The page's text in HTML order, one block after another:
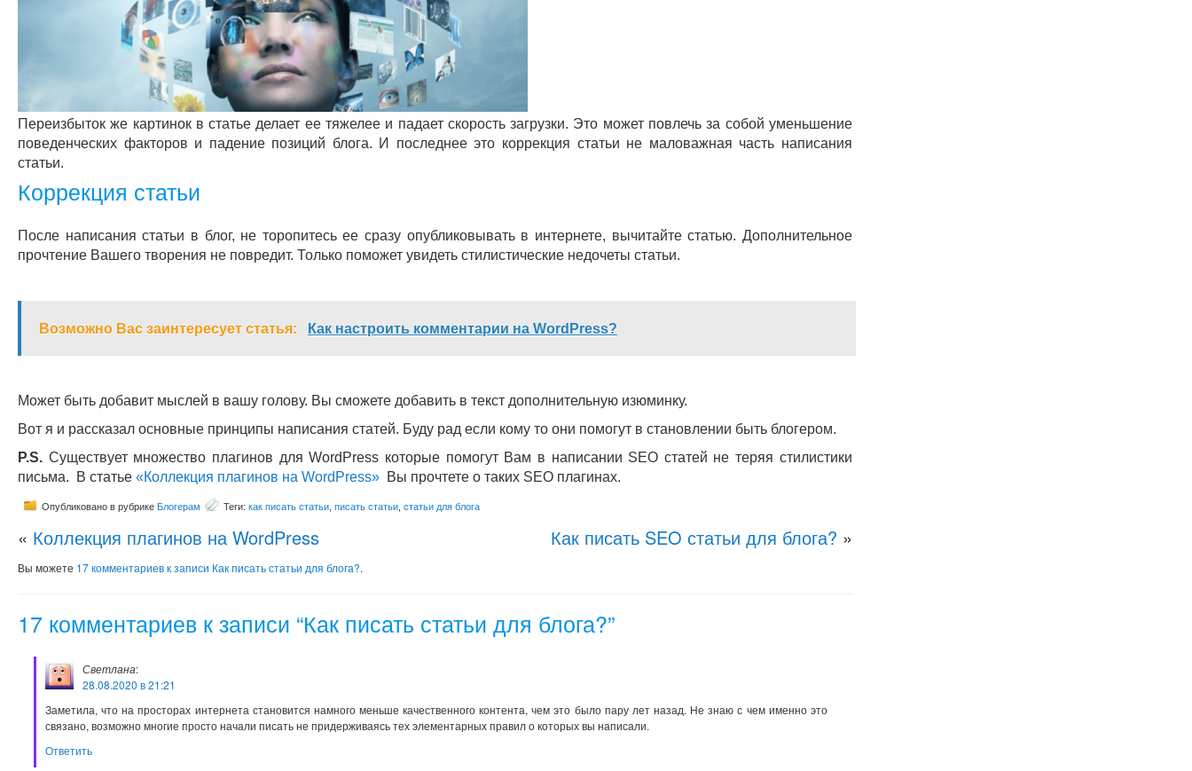
Переизбыток же картинок в статье делает ее тяжелее и падает скорость загрузки. Это может повлечь за собой уменьшение
поведенческих факторов и падение позиций блога. И последнее это коррекция статьи не маловажная часть написания
статьи.
Коррекция статьи
После написания статьи в блог, не торопитесь ее сразу опубликовывать в интернете, вычитайте статью. Дополнительное
прочтение Вашего творения не повредит. Только поможет увидеть стилистические недочеты статьи.
Возможно Вас заинтересует статья: Как настроить комментарии на WordPress?
Может быть добавит мыслей в вашу голову. Вы сможете добавить в текст дополнительную изюминку.
Вот я и рассказал основные принципы написания статей. Буду рад если кому то они помогут в становлении быть блогером.
P.S. Существует множество плагинов для WordPress которые помогут Вам в написании SEO статей не теряя стилистики
письма. В статье «Коллекция плагинов на WordPress» Вы прочтете о таких SEO плагинах.
Опубликовано в рубрике Блогерам Теги: как писать статьи писать статьи статьи для блога
« Коллекция плагинов на WordPress Как писать SEO статьи для блога? »
Вы можете 17 комментариевк записи Как писать статьи для блога?.
17 комментариев к записи “Как писать статьи для блога?”
Светлана:
28.08.2020 в 21:21
Заметила, что на просторах интернета становится намного меньше качественного контента, чем это было пару лет назад. Не знаю с чем именно это
связано, возможно многие просто начали писать не придерживаясь тех элементарных правил о которых вы написали.
Ответить